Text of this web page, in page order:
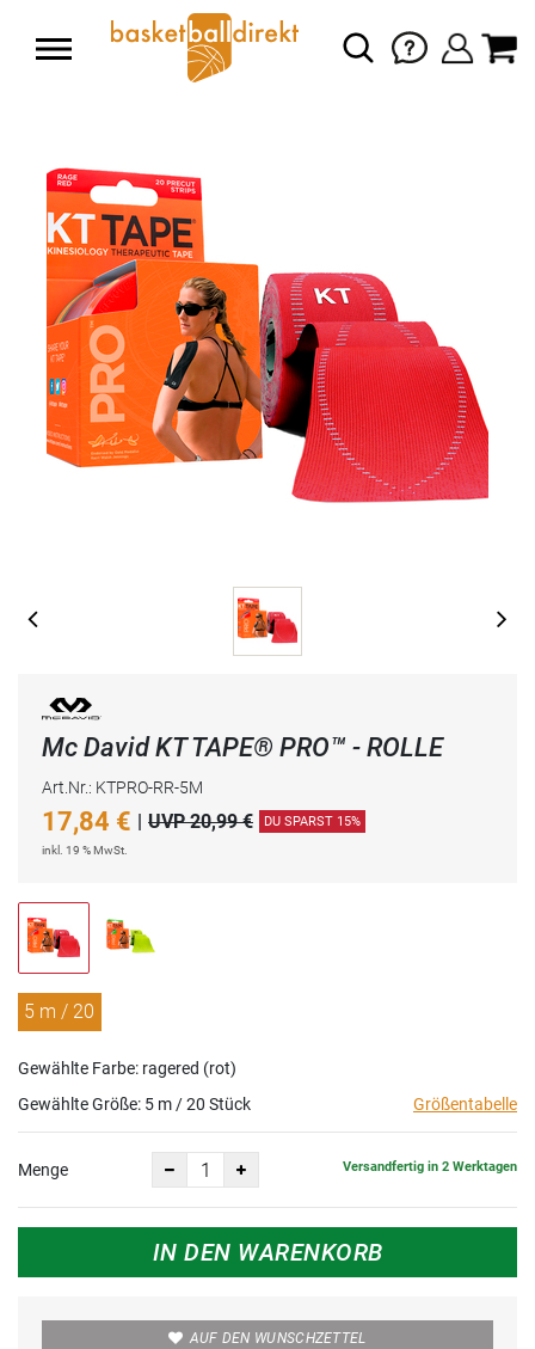
Mc David KT TAPE® PRO™ - ROLLE
Art.Nr.: KTPRO-RR-5M
17,84 € | UVP 20,99 € DU SPARST 15%
inkl. 19 % MwSt.
5 m / 20
Gewählte Farbe: ragered (rot)
Gewählte Größe: 5 m / 20 Stück Größentabelle
Menge Versandfertig in 2 Werktagen
IN DEN WARENKORB
AUF DEN WUNSCHZETTEL